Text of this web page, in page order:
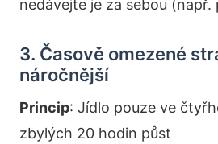
nedávejte je za sebou
3. Časově omezené
náročnější
Princip: Jídlo pouze ve
zbylých 20 hodin půst